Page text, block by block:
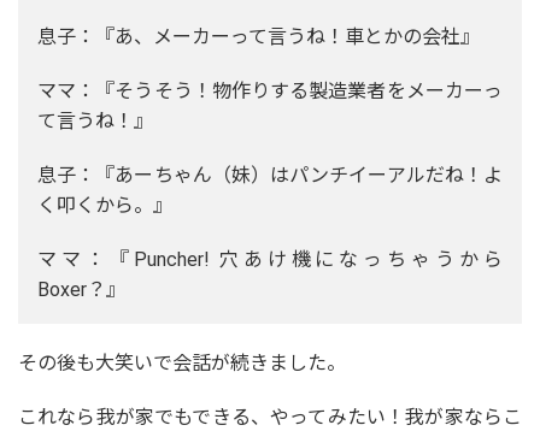
息子：『あ、メーカーって言うね！車とかの会社』
ママ：『そうそう！物作りする製造業者をメーカーっ
て言うね！』
息子：『あーちゃん（妹）はパンチイーアルだね！よ
く叩くから。』
ママ：『Puncher! 穴あけ機になっちゃうから
Boxer？』
その後も大笑いで会話が続きました。
これなら我が家でもできる、やってみたい！我が家ならこ